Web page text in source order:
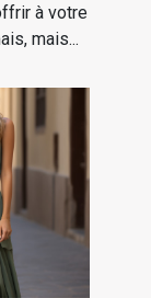
à votre
mais...